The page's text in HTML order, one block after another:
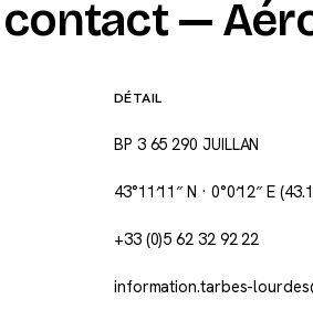
contact —
DÉTAIL
BP 3 65 290 JUILLAN
43°11′11″ N · 0°0′12″ E
+33 (0)5 62 32 92 22
information.tarbes-